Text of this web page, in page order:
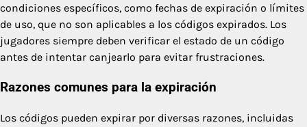
condiciones específicos, como fechas de expiración o límites
de uso, que no son aplicables a los códigos expirados. Los
jugadores siempre deben verificar el estado de un código
antes de intentar canjearlo para evitar frustraciones.
Razones comunes para la expiración
Los códigos pueden expirar por diversas razones, incluidas